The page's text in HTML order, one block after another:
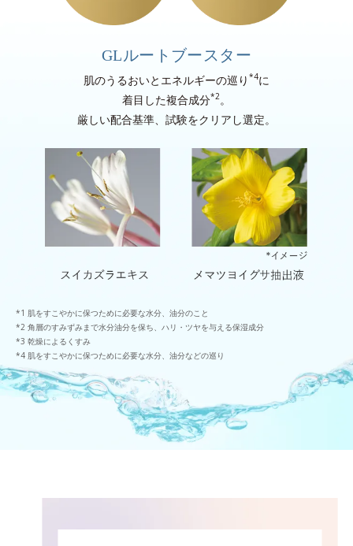
GLルートブースター
肌のうるおいとエネルギーの巡り *4に
着目した複合成分*2。
厳しい配合基準、試験をクリアし選定。
肌をすこやかに保つために必要な水分、油分のこと
角層のすみずみまで水分油分を保ち、ハリ・ツヤを与える保湿成分
乾燥によるくすみ
肌をすこやかに保つために必要な水分、油分などの巡り